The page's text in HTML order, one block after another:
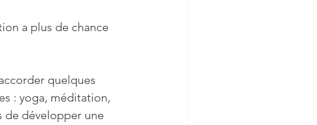
: yoga, méditation,
de développer une